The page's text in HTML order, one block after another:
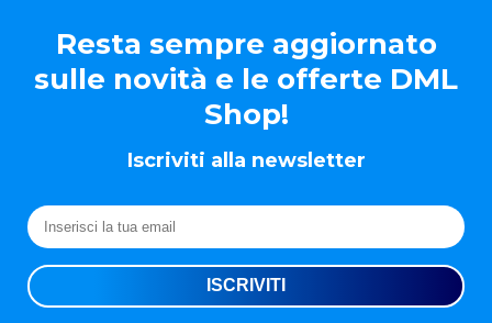
Resta sempre aggiornato
sulle novità e le offerte DML
Shop!
Iscriviti alla newsletter